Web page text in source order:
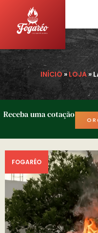
INÍCIO» LOJA»
Receba uma cotação em
FOGARÉO